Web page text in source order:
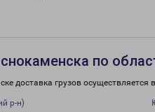
по
доставка грузов осуществляется
р-н)